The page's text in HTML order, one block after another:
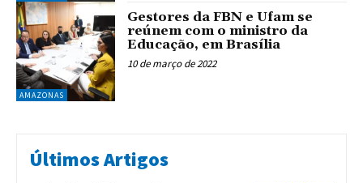
AMAZONAS
Gestores da FBN e Ufam se
reúnem com o ministro da
Educação, em Brasília
10 de março de 2022
Últimos Artigos